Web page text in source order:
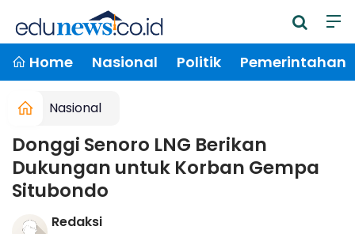
Home Nasional Politik Pemerintahan
Nasional
Donggi Senoro LNG Berikan
Dukungan untuk Korban Gempa
Situbondo
Redaksi